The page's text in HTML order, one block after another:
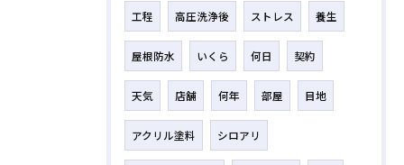
工程 高圧洗浄後 ストレス 養生
屋根防水 いくら 何日 契約
天気 店舗 何年 部屋 目地
アクリル塗料 シロアリ